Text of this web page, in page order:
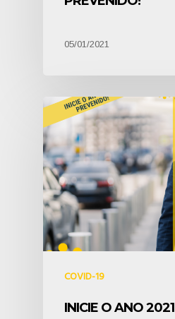
05/01/2021
COVID-19
INICIE O ANO 2021